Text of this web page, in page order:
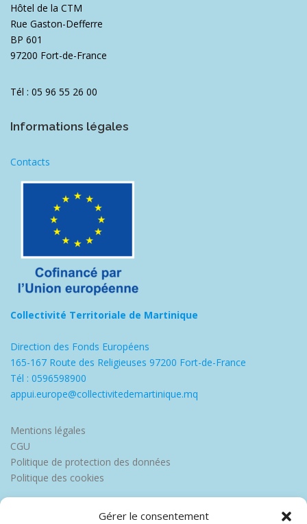
Gérer le consentement
Hôtel de la CTM
Rue Gaston-Defferre
BP 601
97200 Fort-de-France
Tél : 05 96 55 26 00
Informations légales
Contacts
Collectivité Territoriale de Martinique
Direction des Fonds Européens
165-167 Route des Religieuses 97200 Fort-de-France
Tél : 0596598900
appui.europe@collectivitedemartinique.mq
Mentions légales
CGU
Politique de protection des données
Politique des cookies